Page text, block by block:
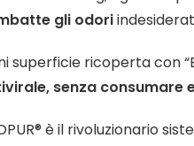
gli odori
superficie ricoperta con
senza consumare
è il rivoluzionario